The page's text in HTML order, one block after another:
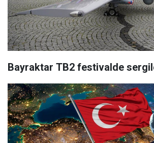
Bayraktar TB2 festivalde